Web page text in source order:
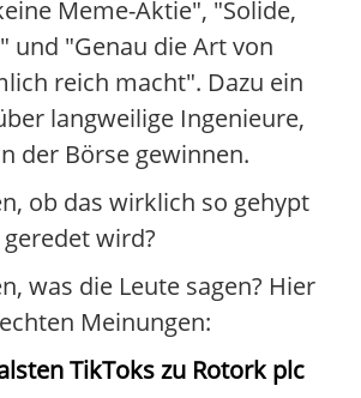
Meme-Aktie", "Solide,
und "Genau die Art von
reich macht". Dazu ein
langweilige Ingenieure,
der Börse gewinnen.
ob das wirklich so gehypt
wird?
was die Leute sagen? Hier
Meinungen:
TikToks zu Rotork plc